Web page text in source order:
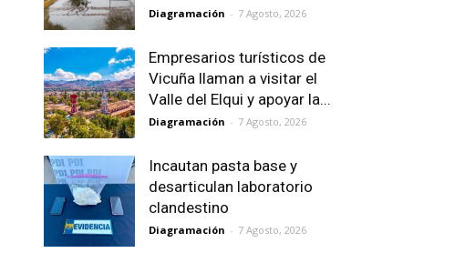
Diagramación - 7 Agosto, 2026
Empresarios turísticos de
Vicuña llaman a visitar el
Valle del Elqui y apoyar la...
Diagramación - 7 Agosto, 2026
Incautan pasta base y
desarticulan laboratorio
clandestino
Diagramación - 7 Agosto, 2026